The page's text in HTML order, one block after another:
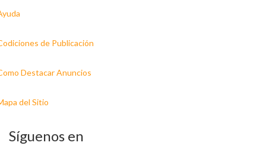
de Publicación
Destacar Anuncios
del Sitio
Síguenos en